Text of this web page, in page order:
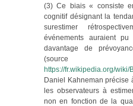
(3) Ce biais « consiste
cognitif désignant la
surestimer
événements auraient
davantage de
(source
https://fr.wikipedia.org/
Daniel Kahneman précise
les observateurs à
non en fonction de la